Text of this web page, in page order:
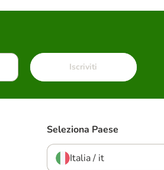
Iscriviti
Seleziona Paese
Italia / it